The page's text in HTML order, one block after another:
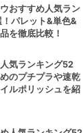
おすすめ人気ラン
パレット&単色&
を徹底比較！
気ランキング52
のプチプラや速乾
ルポリッシュを紹